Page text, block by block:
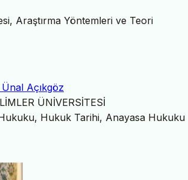
Araştırma Yöntemleri ve Teori
Açıkgöz
ÜNİVERSİTESİ
Hukuk Tarihi, Anayasa Hukuku